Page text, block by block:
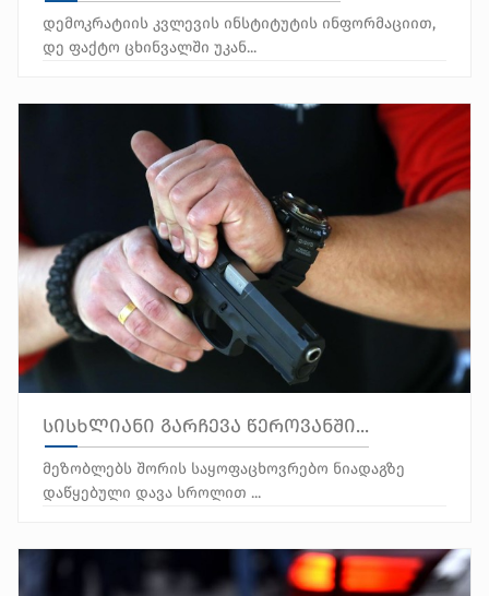
დემოკრატიის კვლევის ინსტიტუტის ინფორმაციით,
დე ფაქტო ცხინვალში უკან...
სისხლიანი გარჩევა წეროვანში...
მეზობლებს შორის საყოფაცხოვრებო ნიადაგზე
დაწყებული დავა სროლით ...